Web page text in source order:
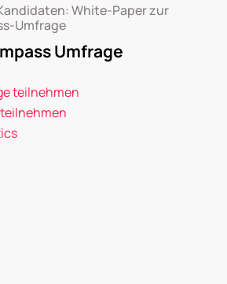
White-Paper zur
Umfrage
Umfrage
teilnehmen